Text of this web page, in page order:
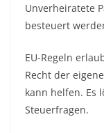
Unverheiratete
besteuert
EU-Regeln
Recht der
kann helfen. Es
Steuerfragen.